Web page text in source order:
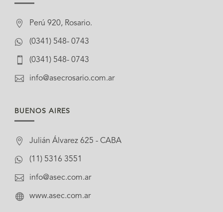
 Perú 920, Rosario.
 (0341) 548- 0743
 (0341) 548- 0743
 info@asecrosario.com.ar
BUENOS AIRES
 Julián Álvarez 625 - CABA
 (11) 5316 3551
 info@asec.com.ar
 www.asec.com.ar